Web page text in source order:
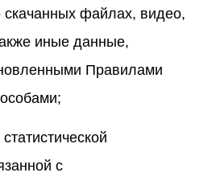
скачанных файлах, видео,
иные данные,
Правилами
с